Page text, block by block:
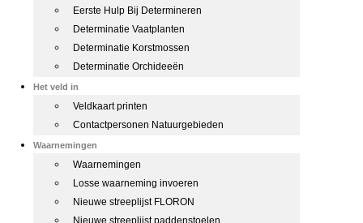
Eerste Hulp Bij Determineren
Determinatie Vaatplanten
Determinatie Korstmossen
Determinatie Orchideeën
Het veld in
Veldkaart printen
Contactpersonen Natuurgebieden
Waarnemingen
Waarnemingen
Losse waarneming invoeren
Nieuwe streeplijst FLORON
Nieuwe streeplijst paddenstoelen